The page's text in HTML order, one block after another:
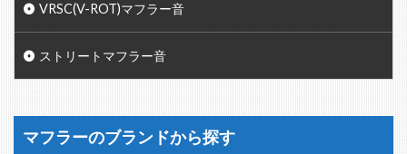
VRSC(V-ROT)マフラー音
ストリートマフラー音
マフラーのブランドから探す